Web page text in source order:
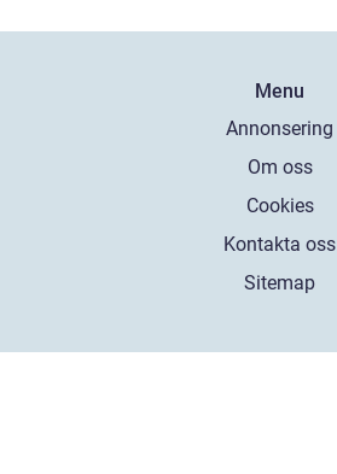
Menu
Annonsering
Om oss
Cookies
Kontakta oss
Sitemap